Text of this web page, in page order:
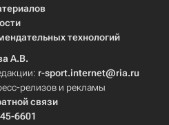
технологий
А.В.
r-sport.internet@ria.ru
релизов и рекламы
связи
6601